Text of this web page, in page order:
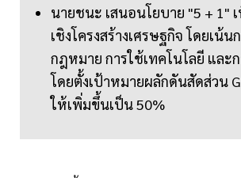
นายชนะ เสนอนโยบาย "5 + 1"
เชิงโครงสร้างเศรษฐกิจ โดยเน้
กฎหมาย การใช้เทคโนโลยี และ
โดยตั้งเป้าหมายผลักดันสัดส่วน
ให้เพิ่มขึ้นเป็น 50%